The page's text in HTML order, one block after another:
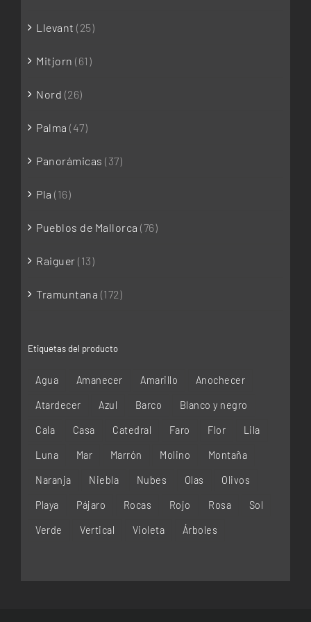
Llevant (25)
Mitjorn (61)
Nord (26)
Palma (47)
Panorámicas (37)
Pla (16)
Pueblos de Mallorca (76)
Raiguer (13)
Tramuntana (172)
Etiquetas del producto
Agua Amanecer Amarillo Anochecer
Atardecer Azul Barco Blanco y negro
Cala Casa Catedral Faro Flor Lila
Luna Mar Marrón Molino Montaña
Naranja Niebla Nubes Olas Olivos
Playa Pájaro Rocas Rojo Rosa Sol
Verde Vertical Violeta Árboles